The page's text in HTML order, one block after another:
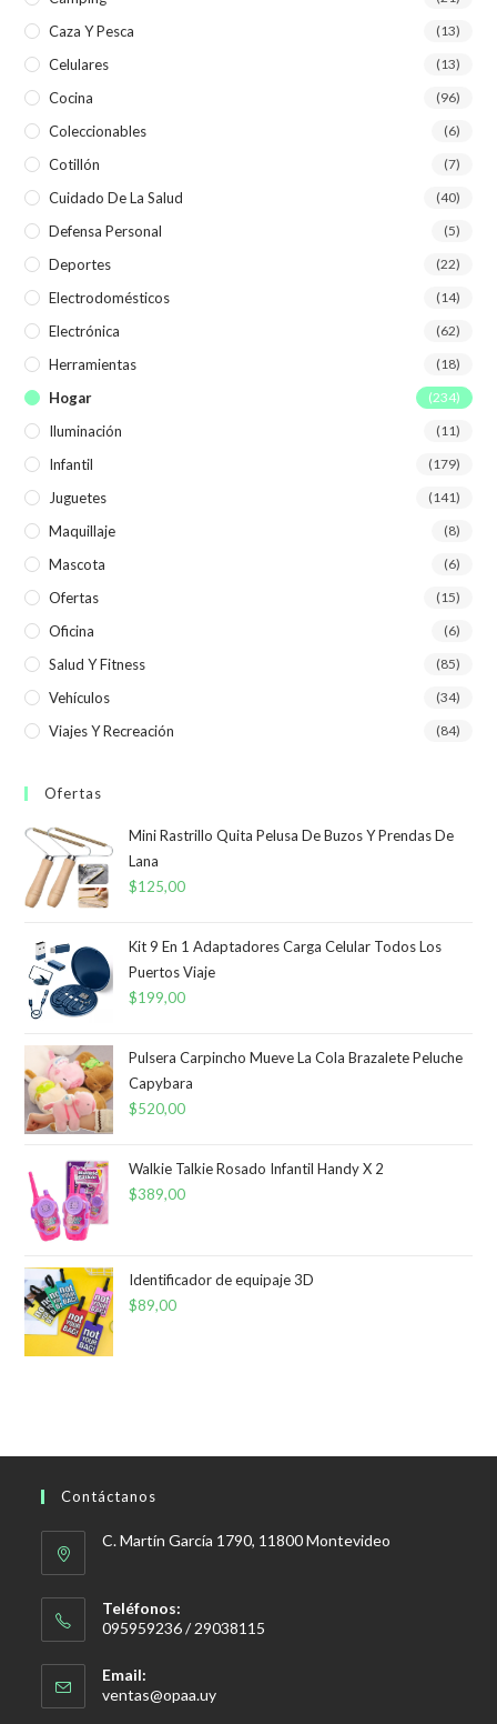
Caza Y Pesca (13)
Celulares (13)
Cocina (96)
Coleccionables (6)
Cotillón (7)
Cuidado De La Salud (40)
Defensa Personal (5)
Deportes (22)
Electrodomésticos (14)
Electrónica (62)
Herramientas (18)
Hogar (234)
Iluminación (11)
Infantil (179)
Juguetes (141)
Maquillaje (8)
Mascota (6)
Ofertas (15)
Oficina (6)
Salud Y Fitness (85)
Vehículos (34)
Viajes Y Recreación (84)
Ofertas
Mini Rastrillo Quita Pelusa De Buzos Y Prendas De
Lana
$125,00
Kit 9 En 1 Adaptadores Carga Celular Todos Los
Puertos Viaje
$199,00
Pulsera Carpincho Mueve La Cola Brazalete Peluche
Capybara
$520,00
Walkie Talkie Rosado Infantil Handy X 2
$389,00
Identificador de equipaje 3D
$89,00
Contáctanos
C. Martín García 1790, 11800 Montevideo
Teléfonos:
095959236 / 29038115
Email:
ventas@opaa.uySe